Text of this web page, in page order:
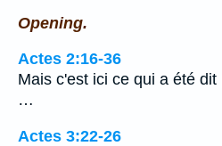
Opening.
Actes 2:16-36
Mais c'est ici ce qui a été
…
Actes 3:22-26